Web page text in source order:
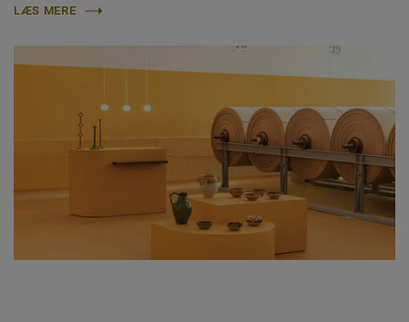
LÆS MERE